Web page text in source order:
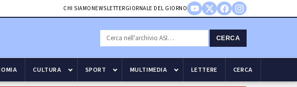
CHI SIAMO NEWSLETTERGIORNALE DEL GIORNO
CERCA
CULTURA SPORT MULTIMEDIA LETTERE CERCA